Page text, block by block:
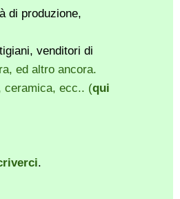
di produzione,
venditori di
ed altro ancora.
ceramica, ecc.. (qui
.